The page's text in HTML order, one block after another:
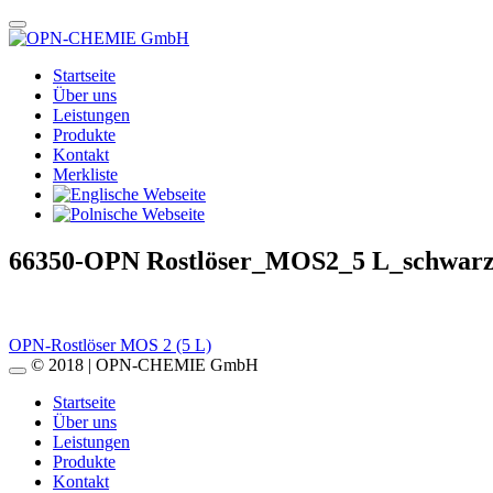
Startseite
Über uns
Leistungen
Produkte
Kontakt
Merkliste
66350-OPN Rostlöser_MOS2_5
Beitragsnavigation
OPN-Rostlöser MOS 2 (5 L)
© 2018 | OPN-CHEMIE GmbH
Startseite
Über uns
Leistungen
Produkte
Kontakt